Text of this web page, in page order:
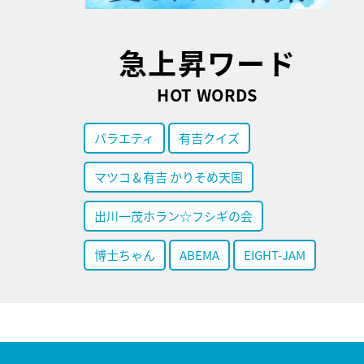
急上昇ワード
HOT WORDS
バラエティ 有吉クイズ
マツコ＆有吉 かりそめ天国
出川一茂ホラン☆フシギの会
博士ちゃん ABEMA EIGHT-JAM